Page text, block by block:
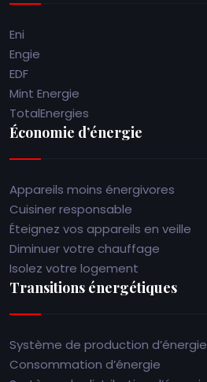
Eni
Engie
EDF
Mint Energie
TotalEnergies
Économie d’énergie
Appareils moins énergivores
Cuisiner responsable
Éteignez vos appareils en veille
Diminuer votre chauffage
Isolez votre logement
Transitions énergétiques
Système de production d’énergie
Consommation d’énergie